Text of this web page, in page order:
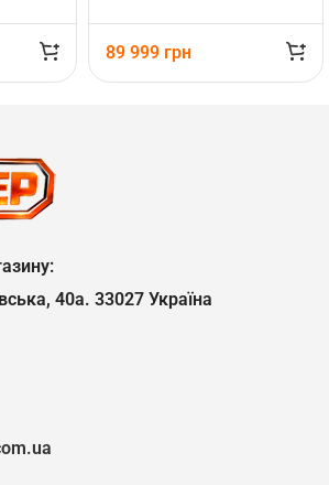
89 999 грн
40а. 33027 Україна